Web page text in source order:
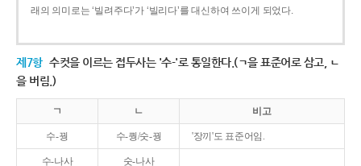
래의 의미로는 ‘빌려주다’가 ‘빌리다’를 대신하여 쓰이게 되었다.
제7항 수컷을 이르는 접두사는 '수-'로 통일한다.(ㄱ을 표준어로 삼고, ㄴ
을 버림.)
ㄱ ㄴ 비고
수-꿩 수-퀑/숫-꿩 '장끼'도 표준어임.
수-나사 숫-나사